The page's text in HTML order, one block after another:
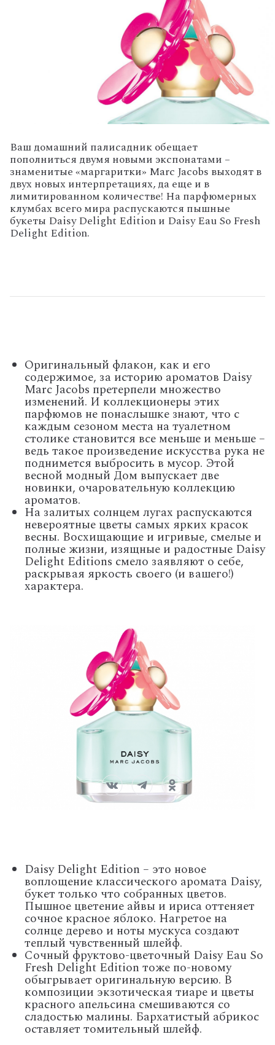
Ваш домашний палисадник обещает
пополниться двумя новыми экспонатами –
знаменитые «маргаритки» Marc Jacobs выходят в
двух новых интерпретациях, да еще и в
лимитированном количестве! На парфюмерных
клумбах всего мира распускаются пышные
букеты Daisy Delight Edition и Daisy Eau So Fresh
Delight Edition.
Оригинальный флакон, как и его
содержимое, за историю ароматов Daisy
Marc Jacobs претерпели множество
изменений. И коллекционеры этих
парфюмов не понаслышке знают, что с
каждым сезоном места на туалетном
столике становится все меньше и меньше –
ведь такое произведение искусства рука не
поднимется выбросить в мусор. Этой
весной модный Дом выпускает две
новинки, очаровательную коллекцию
ароматов.
На залитых солнцем лугах распускаются
невероятные цветы самых ярких красок
весны. Восхищающие и игривые, смелые и
полные жизни, изящные и радостные Daisy
Delight Editions смело заявляют о себе,
раскрывая яркость своего (и вашего!)
характера.
Daisy Delight Edition – это новое
воплощение классического аромата Daisy,
букет только что собранных цветов.
Пышное цветение айвы и ириса оттеняет
сочное красное яблоко. Нагретое на
солнце дерево и ноты мускуса создают
теплый чувственный шлейф.
Сочный фруктово-цветочный Daisy Eau So
Fresh Delight Edition тоже по-новому
обыгрывает оригинальную версию. В
композиции экзотическая тиаре и цветы
красного апельсина смешиваются со
сладостью малины. Бархатистый абрикос
оставляет томительный шлейф.